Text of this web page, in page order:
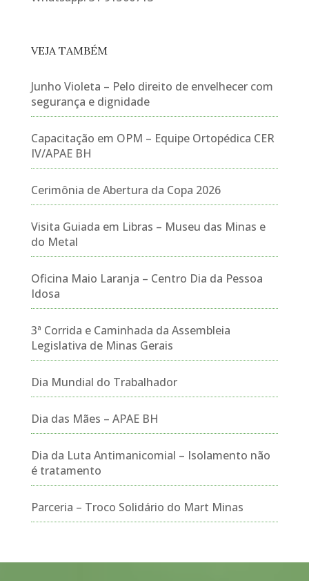
VEJA TAMBÉM
Junho Violeta – Pelo direito de envelhecer com
segurança e dignidade
Capacitação em OPM – Equipe Ortopédica CER
IV/APAE BH
Cerimônia de Abertura da Copa 2026
Visita Guiada em Libras – Museu das Minas e
do Metal
Oficina Maio Laranja – Centro Dia da Pessoa
Idosa
3ª Corrida e Caminhada da Assembleia
Legislativa de Minas Gerais
Dia Mundial do Trabalhador
Dia das Mães – APAE BH
Dia da Luta Antimanicomial – Isolamento não
é tratamento
Parceria – Troco Solidário do Mart Minas